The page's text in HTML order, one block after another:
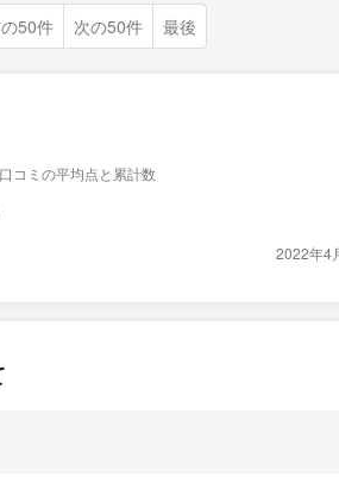
50件 次の50件 最後
コミの平均点と累計数
2022年4